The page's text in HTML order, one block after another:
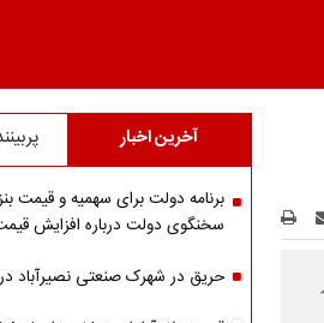
آخرین اخبار
برنامه دولت برای سهمیه و قیمت
سخنگوی دولت درباره افزایش
حریق در شهرک صنعتی نصیرآباد در